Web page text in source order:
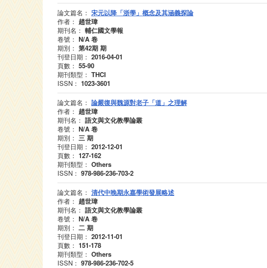
論文篇名： 宋元以降「浙學」概念及其涵義探論
作者： 趙世瑋
期刊名： 輔仁國文學報
卷號： N/A 卷
期別： 第42期 期
刊登日期： 2016-04-01
頁數： 55-90
期刊類型： THCI
ISSN： 1023-3601
論文篇名： 論嚴復與魏源對老子「道」之理解
作者： 趙世瑋
期刊名： 語文與文化教學論叢
卷號： N/A 卷
期別： 三 期
刊登日期： 2012-12-01
頁數： 127-162
期刊類型： Others
ISSN： 978-986-236-703-2
論文篇名： 清代中晚期永嘉學術發展略述
作者： 趙世瑋
期刊名： 語文與文化教學論叢
卷號： N/A 卷
期別： 二 期
刊登日期： 2012-11-01
頁數： 151-178
期刊類型： Others
ISSN： 978-986-236-702-5